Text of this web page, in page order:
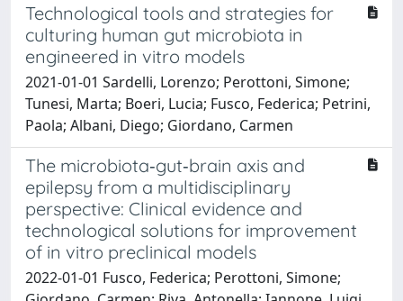
Technological tools and strategies for
culturing human gut microbiota in
engineered in vitro models
2021-01-01 Sardelli, Lorenzo; Perottoni, Simone;
Tunesi, Marta; Boeri, Lucia; Fusco, Federica; Petrini,
Paola; Albani, Diego; Giordano, Carmen
The microbiota‐gut‐brain axis and
epilepsy from a multidisciplinary
perspective: Clinical evidence and
technological solutions for improvement
of in vitro preclinical models
2022-01-01 Fusco, Federica; Perottoni, Simone;